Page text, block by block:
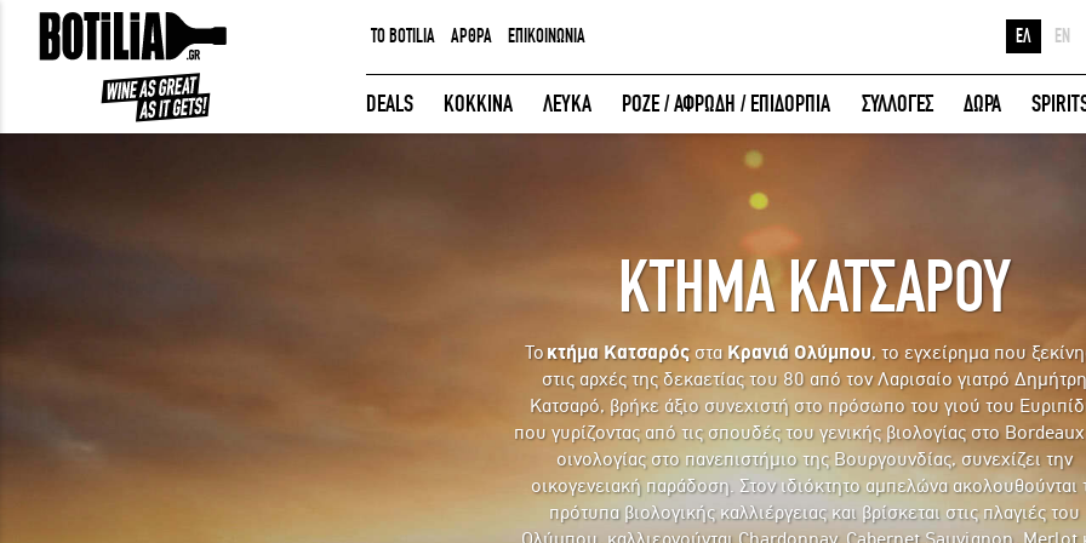
ΕΙΣΟΔΟΣ ΜΕΛΩΝ
ΕΙΣΟΔΟΣ ΜΕ FACEBOOK
TO BOTILIA ΑΡΘΡΑ ΕΠΙΚΟΙΝΩΝΙΑ ΕΛ EN
DEALS ΚΟΚΚΙΝΑ ΛΕΥΚΑ ΡΟΖΕ / ΑΦΡΩΔΗ / ΕΠΙΔΟΡΠΙΑ ΣΥΛΛΟΓΕΣ ΔΩΡΑ
ΚΤΗΜΑ ΚΑΤΣΑΡΟΥ
Τοκτήμα Κατσαρός σταΚρανιά Ολύμπου, το εγχείρημα που
στις αρχές της δεκαετίας του 80 από τον Λαρισαίο γιατρό Δημήτρη
Κατσαρό, βρήκε άξιο συνεχιστή στο πρόσωπο του γιού του
που γυρίζοντας από τις σπουδές του γενικής βιολογίας στο Bordeaux
οινολογίας στο πανεπιστήμιο της Βουργουνδίας, συνεχίζει την
οικογενειακή παράδοση. Στον ιδιόκτητο αμπελώνα ακολουθούνται
πρότυπα βιολογικής καλλιέργειας και βρίσκεται στις πλαγιές του
Ολύμπου, καλλιεργούνται Chardonnay, Cabernet Sauvignon, Merlot